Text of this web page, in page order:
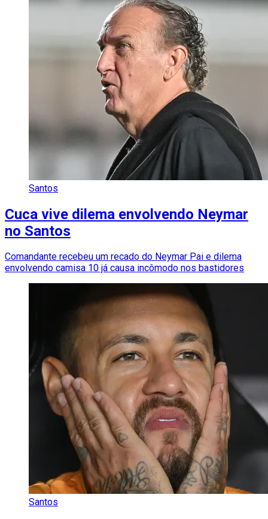
Santos
Cuca vive dilema envolvendo Neymar
no Santos
Comandante recebeu um recado do Neymar Pai e dilema
envolvendo camisa 10 já causa incômodo nos bastidores
Santos